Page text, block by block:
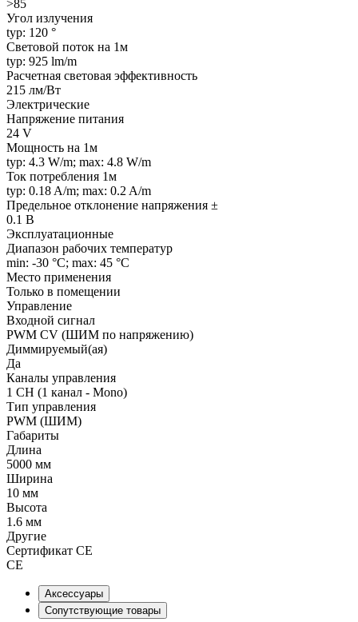
>85
Угол излучения
typ: 120 °
Световой поток на 1м
typ: 925 lm/m
Расчетная световая эффективность
215 лм/Вт
Электрические
Напряжение питания
24 V
Мощность на 1м
typ: 4.3 W/m; max: 4.8 W/m
Ток потребления 1м
typ: 0.18 A/m; max: 0.2 A/m
Предельное отклонение напряжения ±
0.1 В
Эксплуатационные
Диапазон рабочих температур
min: -30 °C; max: 45 °C
Место применения
Только в помещении
Управление
Входной сигнал
PWM СV (ШИМ по напряжению)
Диммируемый(ая)
Да
Каналы управления
1 CH (1 канал - Mono)
Тип управления
PWM (ШИМ)
Габариты
Длина
5000 мм
Ширина
10 мм
Высота
1.6 мм
Другие
Сертификат CE
CE
Аксессуары
Сопутствующие товары